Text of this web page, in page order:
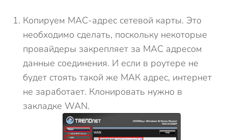
Копируем MAC-адрес сетевой карты. Это
необходимо сделать, поскольку некоторые
провайдеры закрепляет за MAC адресом
данные соединения. И если в роутере не
будет стоять такой же МАК адрес, интернет
не заработает. Клонировать нужно в
закладке WAN.